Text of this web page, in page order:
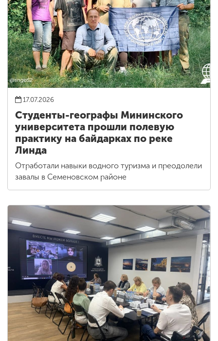
17.07.2026
Студенты-географы Мининского
университета прошли полевую
практику на байдарках по реке
Линда
Отработали навыки водного туризма и преодолели
завалы в Семеновском районе